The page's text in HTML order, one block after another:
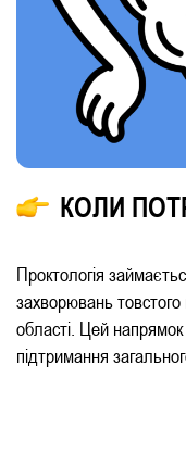
КОЛИ
Проктологія
захворювань
області. Цей
підтримання